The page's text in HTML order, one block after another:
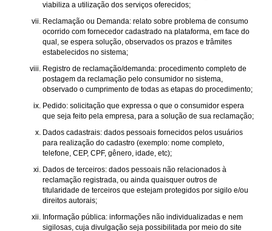
viabiliza a utilização dos serviços oferecidos;
Reclamação ou Demanda: relato sobre problema de consumo
ocorrido com fornecedor cadastrado na plataforma, em face do
qual, se espera solução, observados os prazos e trâmites
estabelecidos no sistema;
Registro de reclamação/demanda: procedimento completo de
postagem da reclamação pelo consumidor no sistema,
observado o cumprimento de todas as etapas do procedimento;
Pedido: solicitação que expressa o que o consumidor espera
que seja feito pela empresa, para a solução de sua reclamação;
Dados cadastrais: dados pessoais fornecidos pelos usuários
para realização do cadastro (exemplo: nome completo,
telefone, CEP, CPF, gênero, idade, etc);
Dados de terceiros: dados pessoais não relacionados à
reclamação registrada, ou ainda quaisquer outros de
titularidade de terceiros que estejam protegidos por sigilo e/ou
direitos autorais;
Informação pública: informações não individualizadas e nem
sigilosas, cuja divulgação seja possibilitada por meio do site